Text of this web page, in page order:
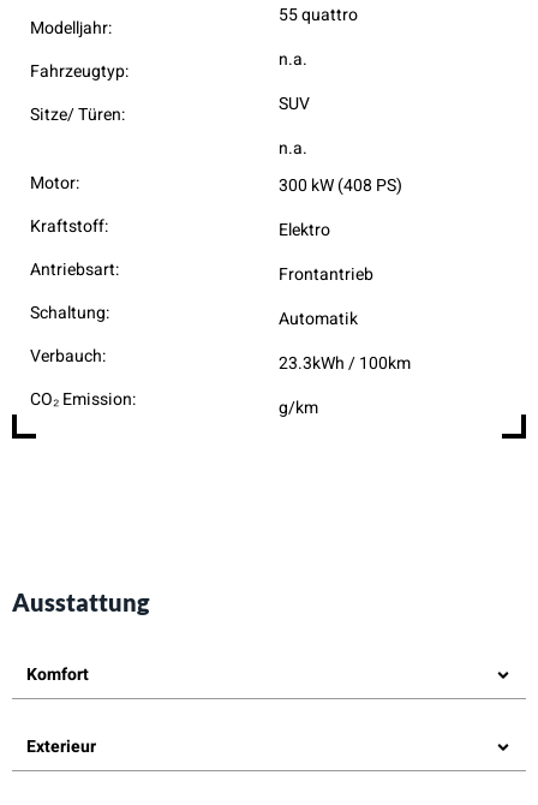
Modelljahr:
Fahrzeugtyp:
Sitze/ Türen:
55 quattro
n.a.
SUV
n.a.
Motor:
Kraftstoff:
Antriebsart:
Schaltung:
Verbauch:
CO₂ Emission:
300 kW (408 PS)
Elektro
Frontantrieb
Automatik
23.3kWh / 100km
g/km
Ausstattung
Komfort
Exterieur